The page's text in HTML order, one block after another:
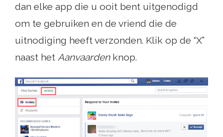
dan elke app die u ooit bent uitgenodigd
om te gebruiken en de vriend die de
uitnodiging heeft verzonden. Klik op de “X”
naast het Aanvaardenknop.